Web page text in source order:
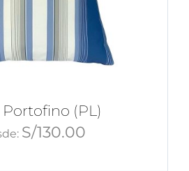
Portofino (PL)
S/130.00